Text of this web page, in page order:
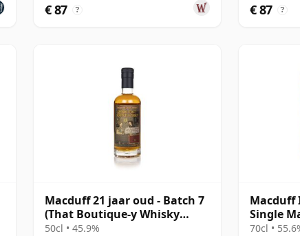
€ 87 ? € 87 ?
Macduff 21 jaar oud - Batch 7
(That Boutique-y Whisky
Company)
50cl • 45.9%
Macduff
Single
#1806
70cl •